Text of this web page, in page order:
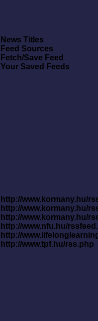
News Titles
Feed Sources
Fetch/Save Feed
Your Saved Feeds
http://www.kormany.hu/
http://www.kormany.hu/
http://www.kormany.hu/
http://www.nfu.hu/
http://
http://www.tpf.hu/rss.php